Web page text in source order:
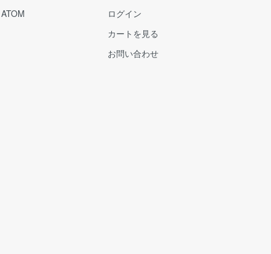
ATOM
ログイン
カートを見る
お問い合わせ